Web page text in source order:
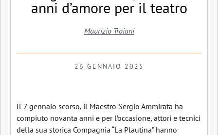
anni d’amore per il teatro
Maurizio Troiani
26 GENNAIO 2025
Il 7 gennaio scorso, il Maestro Sergio Ammirata ha
compiuto novanta anni e per l’occasione, attori e tecnici
della sua storica Compagnia “La Plautina” hanno